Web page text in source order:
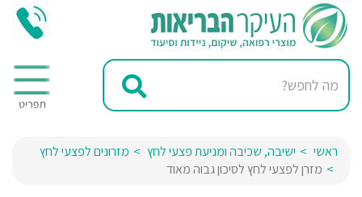
ראשי ישיבה, שכיבה ומניעת פצעי לחץ
מזרונים לפצעי לחץ
מזרן לפצעי לחץ לסיכון גבוה מאוד